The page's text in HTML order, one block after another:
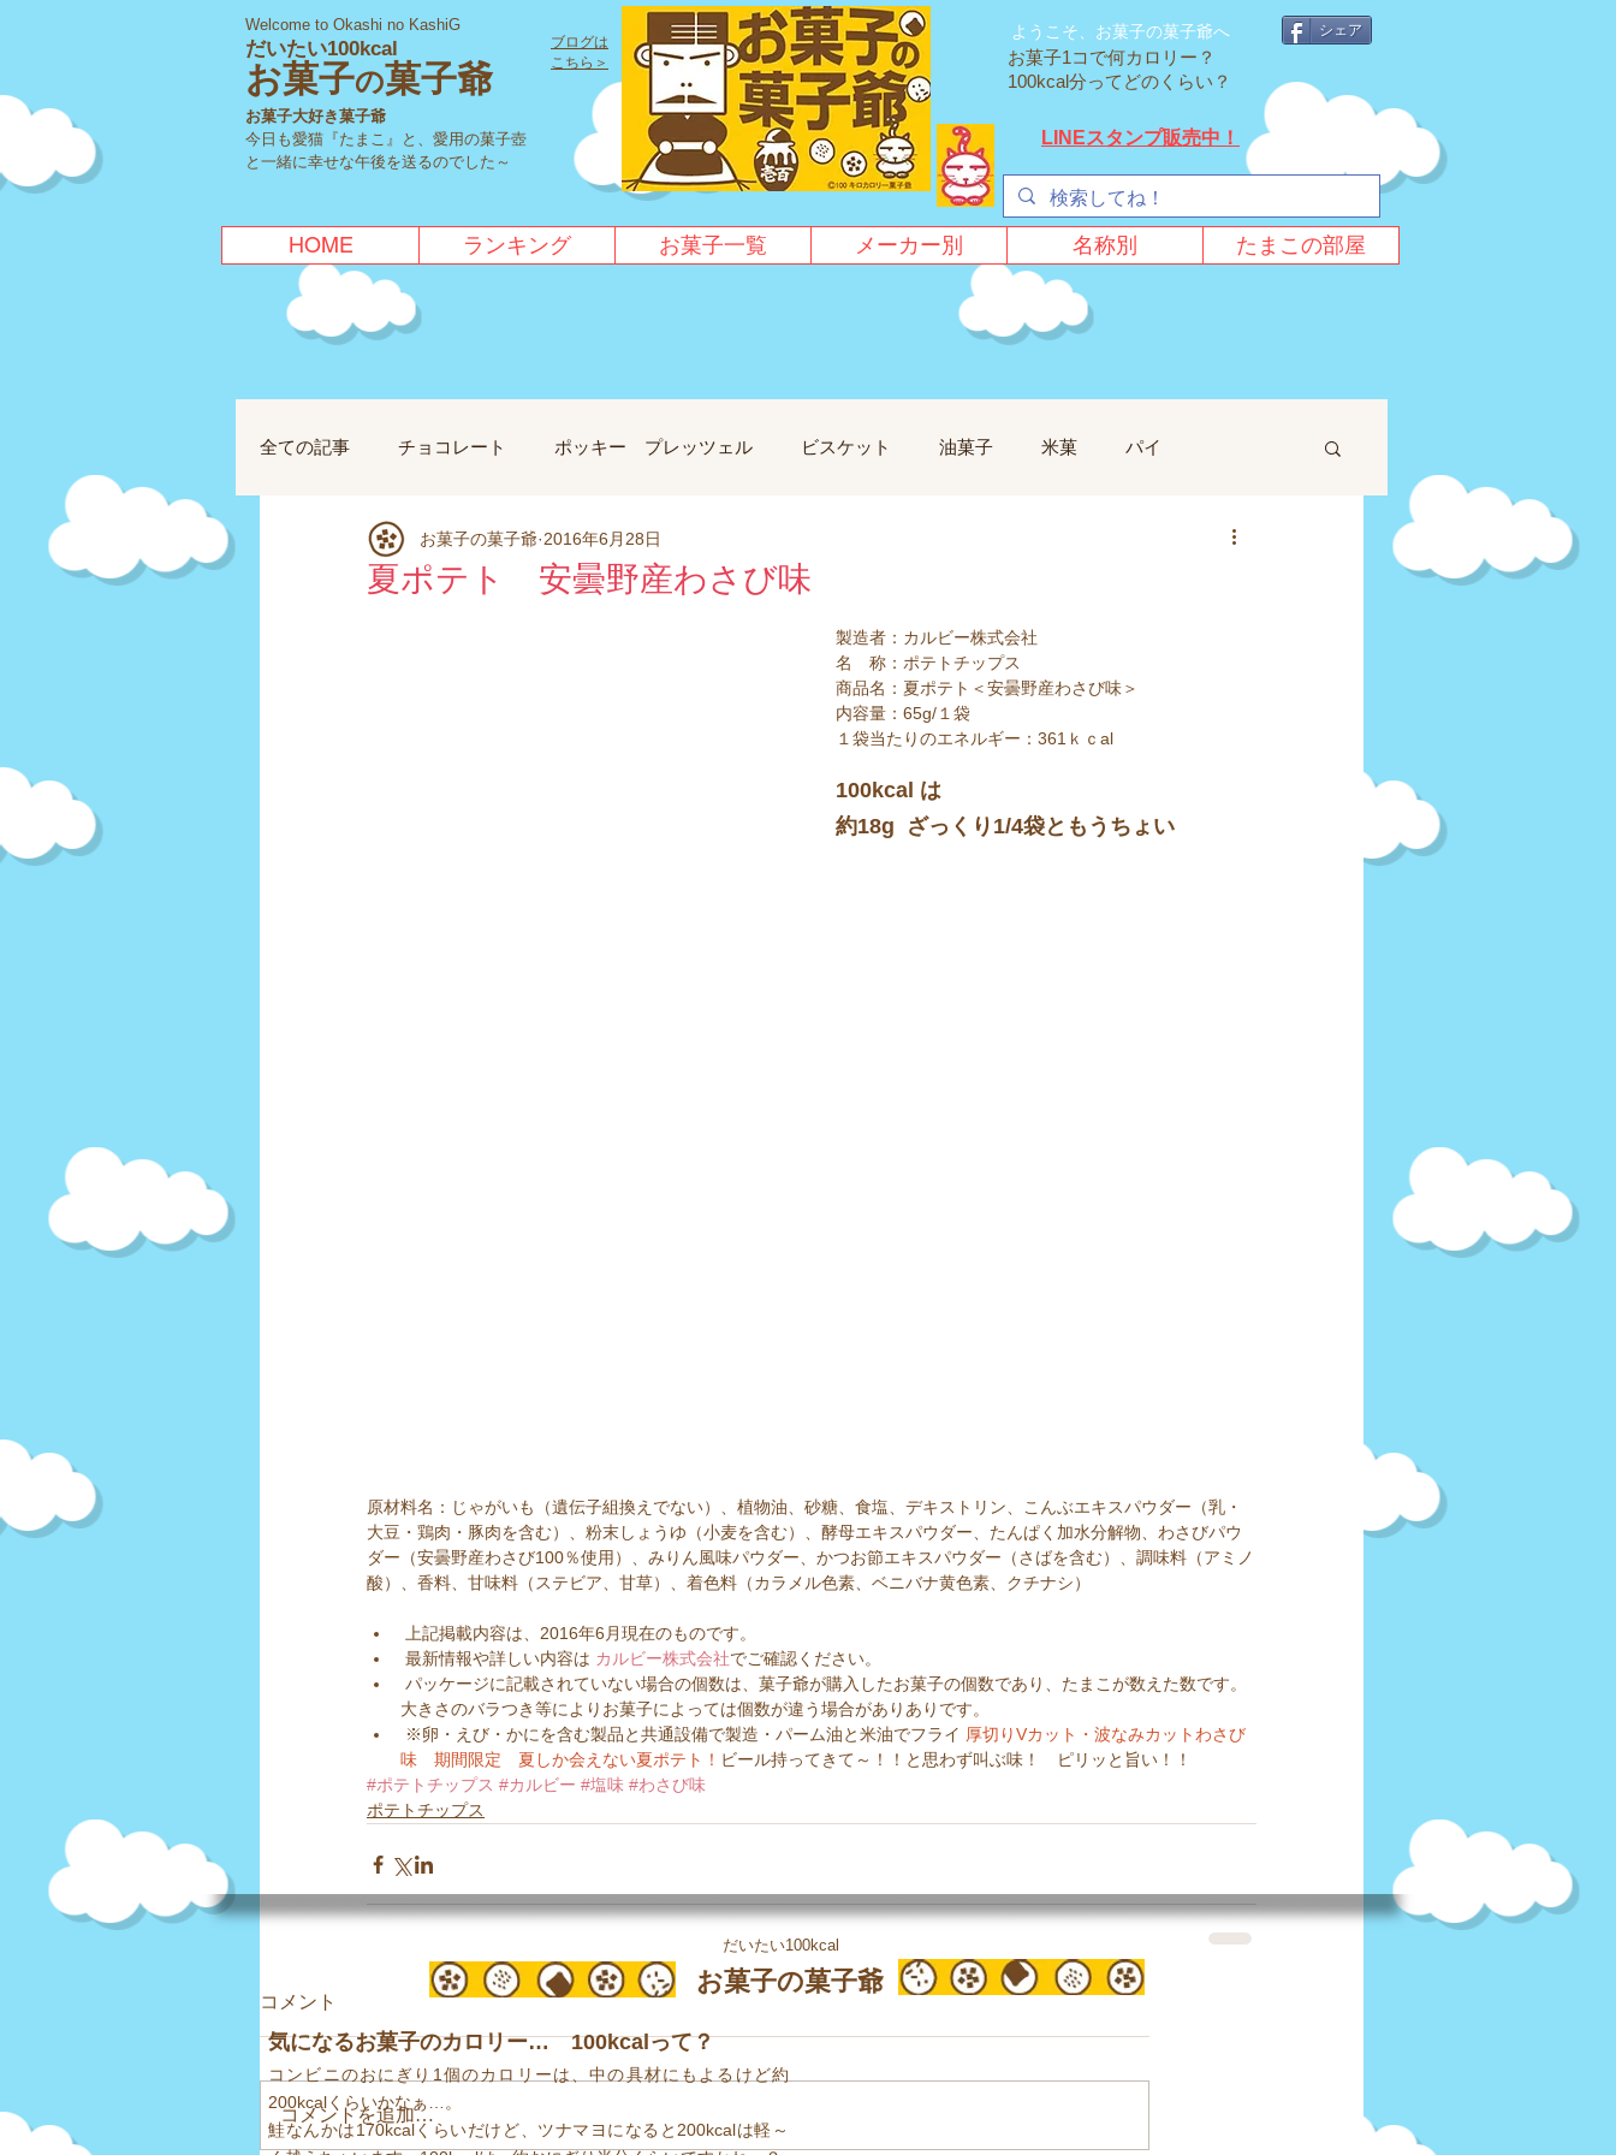
Welcome to Okashi no KashiG
だいたい100kcal
お菓子の菓子爺
お菓子大好き菓子爺
今日も愛猫『たまこ』と、愛用の菓子壺
と一緒に幸せな午後を送るのでした～
ようこそ、お菓子の菓子爺へ
お菓子1コで何カロリー？
100kcal分ってどのくらい？
ブログは
こちら＞
シェア
LINEスタンプ販売中！
HOME ランキング お菓子一覧 メーカー別 名称別 たまこの部屋
全ての記事 チョコレート ポッキー プレッツェル ビスケット 油菓子 米菓 パイ
スナック菓子 揚げせんべい クッキー おつまみ
クラッカー ウエハース ドーナツ
夏ポテト 安曇野産わさび味
お菓子の菓子爺 2016年6月28日
製造者：カルビー株式会社
名　称：ポテトチップス
商品名：夏ポテト＜安曇野産わさび味＞
内容量：65g/１袋
１袋当たりのエネルギー：361ｋｃal
100kcal は
約18g  ざっくり1/4袋ともうちょい
原材料名：じゃがいも（遺伝子組換えでない）、植物油、砂糖、食塩、デキストリン、こんぶエキスパウダー（乳・
大豆・鶏肉・豚肉を含む）、粉末しょうゆ（小麦を含む）、酵母エキスパウダー、たんぱく加水分解物、わさびパウ
ダー（安曇野産わさび100％使用）、みりん風味パウダー、かつお節エキスパウダー（さばを含む）、調味料（アミノ
酸）、香料、甘味料（ステビア、甘草）、着色料（カラメル色素、ベニバナ黄色素、クチナシ）
上記掲載内容は、2016年6月現在のものです。
最新情報や詳しい内容は カルビー株式会社でご確認ください。
大きさのバラつき等によりお菓子によっては個数が違う場合がありありです。
※卵・えび・かにを含む製品と共通設備で製造・パーム油と米油でフライ 厚切りVカット・波なみカットわさび
味　期間限定　夏しか会えない夏ポテト！ ビール持ってきて～！！と思わず叫ぶ味！　ピリッと旨い！！
#ポテトチップス #カルビー #塩味 #わさび味
ポテトチップス
コメント
コメントを追加…
だいたい100kcal
お菓子の菓子爺
気になるお菓子のカロリー… 100kcalって？
コンビニのおにぎり1個のカロリーは、中の具材にもよるけど約
200kcalくらいかなぁ…。
鮭なんかは170kcalくらいだけど、ツナマヨになると200kcalは軽～